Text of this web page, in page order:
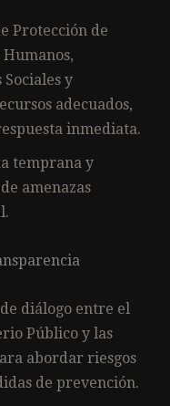
Protección de
Humanos,
y
adecuados,
inmediata.
temprana y
amenazas
diálogo entre el
Público y las
abordar riesgos
de prevención.